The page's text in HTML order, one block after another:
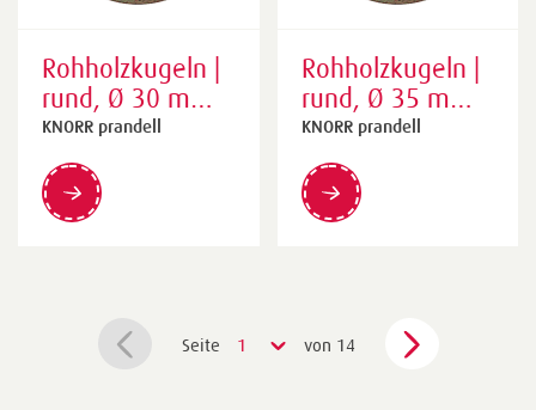
Rohholzkugeln |
rund, Ø 30 mm,
natur, 10 Stück
KNORR prandell
Rohholzkugeln |
rund, Ø 35 mm,
natur, 8 Stück
KNORR prandell
Seite 1 von 14